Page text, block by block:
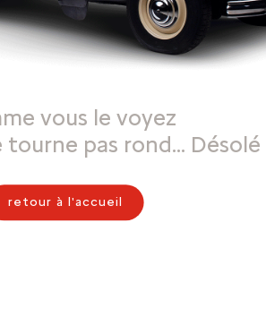
vous le voyez
pas rond… Désolé
retour à l'accueil